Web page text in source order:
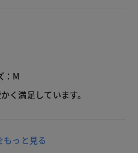
：M
く満足しています。
もっと見る